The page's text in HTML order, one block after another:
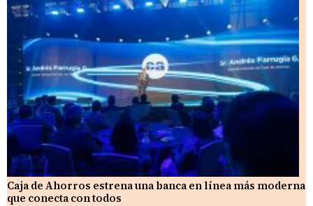
Caja de Ahorros estrena una banca en línea más moderna
que conecta con todos